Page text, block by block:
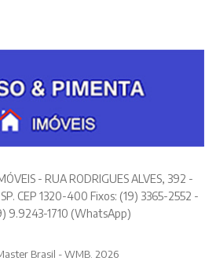
- RUA RODRIGUES ALVES, 392 -
CEP 1320-400 Fixos: (19) 3365-2552 -
9.9243-1710 (WhatsApp)
Brasil - WMB. 2026